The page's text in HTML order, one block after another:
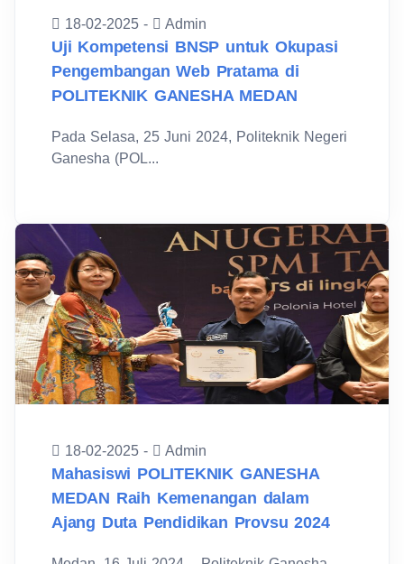
18-02-2025 - Admin
Uji Kompetensi BNSP untuk Okupasi
Pengembangan Web Pratama di
POLITEKNIK GANESHA MEDAN
Pada Selasa, 25 Juni 2024, Politeknik Negeri
Ganesha (POL...
18-02-2025 - Admin
Mahasiswi POLITEKNIK GANESHA
MEDAN Raih Kemenangan dalam
Ajang Duta Pendidikan Provsu 2024